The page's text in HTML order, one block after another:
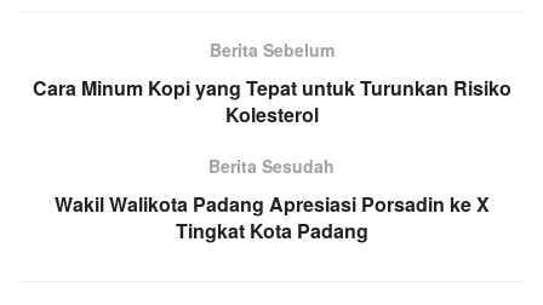
Berita Sebelum
Cara Minum Kopi yang Tepat untuk Turunkan Risiko
Kolesterol
Berita Sesudah
Wakil Walikota Padang Apresiasi Porsadin ke X
Tingkat Kota Padang